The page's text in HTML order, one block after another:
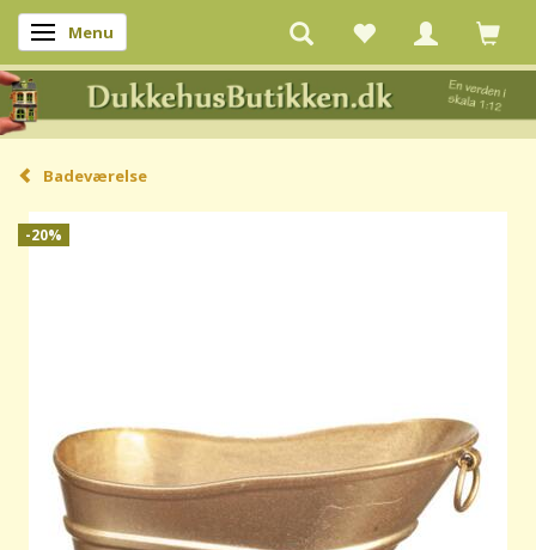
Skifte navigation
Menu
Badeværelse
-20%